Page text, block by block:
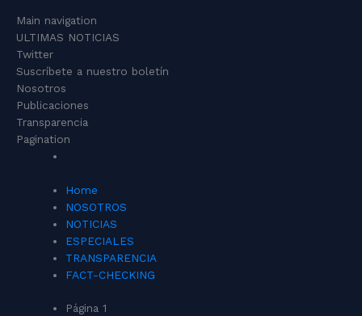
Main navigation
ULTIMAS NOTICIAS
Twitter
Suscríbete a nuestro boletín
Nosotros
Publicaciones
Transparencia
Pagination
Home
NOSOTROS
NOTICIAS
ESPECIALES
TRANSPARENCIA
FACT-CHECKING
Página 1